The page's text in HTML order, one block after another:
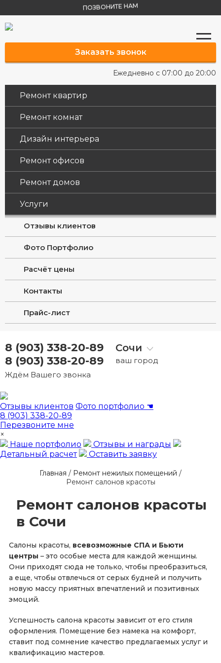
ПОЗВОНИТЕ НАМ
Заказать звонок
Ежедневно с 07:00 до 20:00
Ремонт квартир
Ремонт комнат
Дизайн интерьера
Ремонт офисов
Ремонт домов
Услуги
Отзывы клиентов
Фото Портфолио
Расчёт цены
Контакты
Прайс-лист
8 (903) 338-20-89
8 (903) 338-20-89
Ждём Вашего звонка
Сочи
ваш город
Отзывы клиентов Фото портфолио ☚
8 (903) 338-20-89
Перезвоните мне
×
Наше портфолио
Отзывы и награды
Детальный расчет
Оставить заявку
Главная / Ремонт нежилых помещений /
Ремонт салонов красоты
Ремонт салонов красоты
в Сочи
Салоны красоты, всевозможные СПА и Бьюти
центры – это особые места для каждой женщины.
Они приходят сюда не только, чтобы преобразиться,
а еще, чтобы отвлечься от серых будней и получить
новую массу приятных впечатлений и позитивных
эмоций.
Успешность салона красоты зависит от его стиля
оформления. Помещение без намека на комфорт,
ставит под сомнение качество предлагаемых услуг и
квалификацию мастеров.